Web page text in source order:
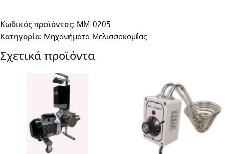
Κωδικός προϊόντος: MM-0205
Κατηγορία: Μηχανήματα Μελισσοκομίας
Σχετικά προϊόντα